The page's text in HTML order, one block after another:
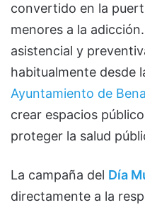
convertido en la
menores a la
asistencial y
habitualmente desde
Ayuntamiento de
crear espacios
proteger la salud
La campaña del Día
directamente a la